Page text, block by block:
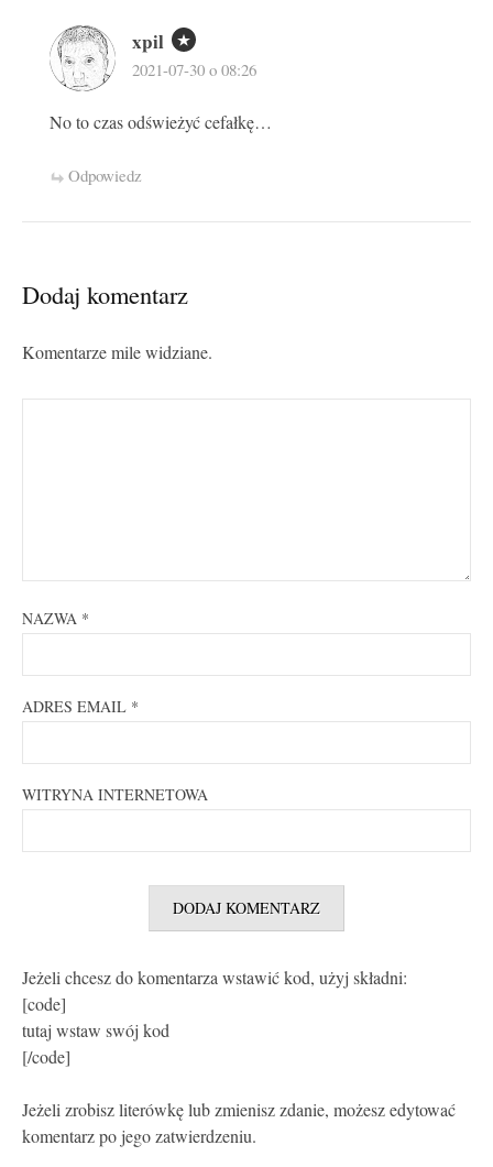
xpil
2021-07-30 o 08:26
No to czas odświeżyć cefałkę…
Odpowiedz
Dodaj komentarz
Komentarze mile widziane.
NAZWA *
ADRES EMAIL *
WITRYNA INTERNETOWA
Jeżeli chcesz do komentarza wstawić kod, użyj składni:
[code]
tutaj wstaw swój kod
[/code]
Jeżeli zrobisz literówkę lub zmienisz zdanie, możesz edytować
komentarz po jego zatwierdzeniu.